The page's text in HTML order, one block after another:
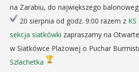
na Zarabiu, do największego
20 sierpnia od godz. 9:00 razem z
sekcja siatkówki zapraszamy na
w Siatkówce Plażowej o Puchar
Szlachetka